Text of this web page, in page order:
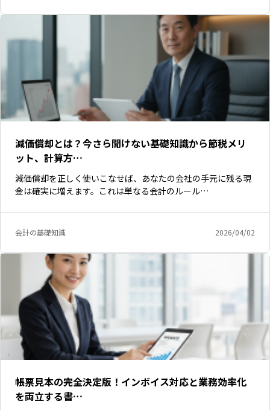
減価償却とは？今さら聞けない基礎知識から節税メリ
ット、計算方…
減価償却を正しく使いこなせば、あなたの会社の手元に残る現
金は確実に増えます。これは単なる会計のルール…
会計の基礎知識 2026/04/02
帳票見本の完全決定版！インボイス対応と業務効率化
を両立する書…